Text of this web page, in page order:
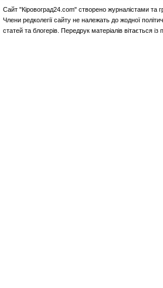
Сайт "Кіровоград24.com" створено журналістами та
Члени редколегії сайту не належать до жодної
статей та блогерів. Передрук матеріалів вітається